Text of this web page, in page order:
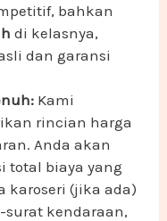
bahkan
di kelasnya,
dan garansi
Kami
rincian harga
Anda akan
total biaya yang
karoseri (jika ada)
kendaraan,